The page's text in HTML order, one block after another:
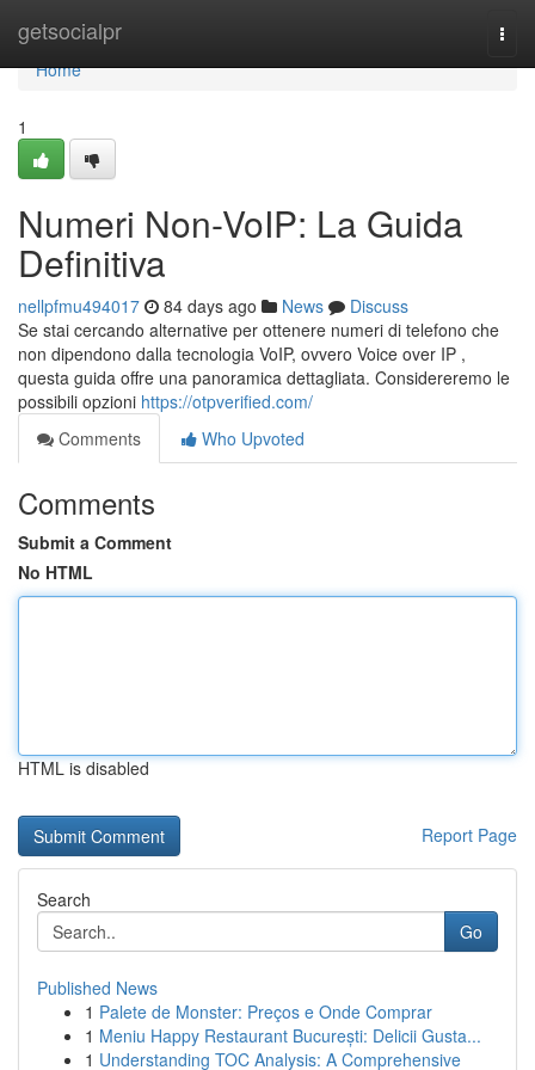
getsocialpr
Home
Home
1
Numeri Non-VoIP: La Guida
Definitiva
nellpfmu494017 84 days ago News
Discuss
Se stai cercando alternative per ottenere numeri di telefono che
non dipendono dalla tecnologia VoIP, ovvero Voice over IP ,
questa guida offre una panoramica dettagliata. Considereremo le
possibili opzioni https://otpverified.com/
Comments
Who Upvoted
Comments
Submit a Comment
No HTML
HTML is disabled
Report Page
Search
Go
Published News
1 Palete de Monster: Preços e Onde Comprar
1 Meniu Happy Restaurant București: Delicii Gusta...
1 Understanding TOC Analysis: A Comprehensive